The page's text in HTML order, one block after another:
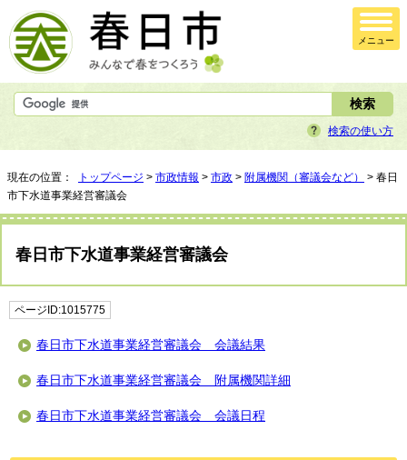
メニュー
検索の使い方
現在の位置： トップページ > 市政情報 > 市政 > 附属機関（審議会など）
> 春日
市下水道事業経営審議会
春日市下水道事業経営審議会
ページID:1015775
春日市下水道事業経営審議会 会議結果
春日市下水道事業経営審議会 附属機関詳細
春日市下水道事業経営審議会 会議日程